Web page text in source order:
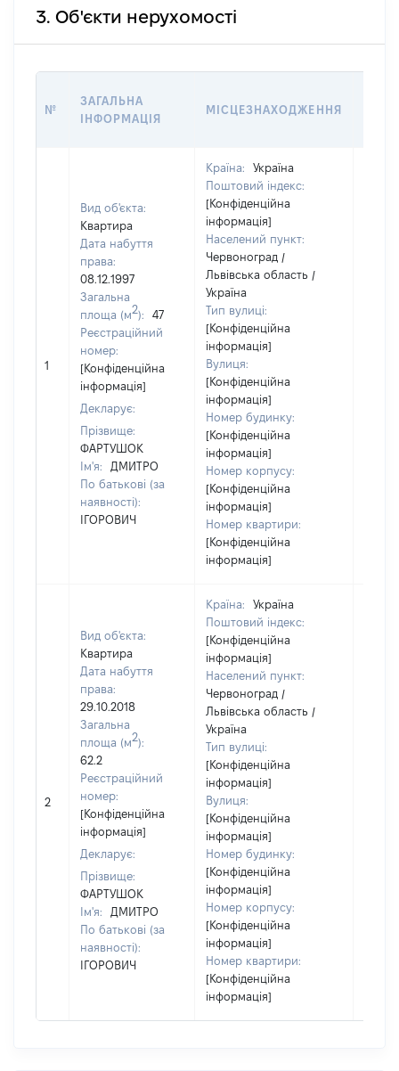
3. Об'єкти нерухомості
№
ЗАГАЛЬНА
ІНФОРМАЦІЯ
МІСЦЕЗНАХОДЖЕННЯ
1
Вид об'єкта:
Квартира
Дата набуття
права:
08.12.1997
Загальна
площа (м2):
47
Реєстраційний
номер:
[Конфіденційна
інформація]
Декларує:
Прізвище:
ФАРТУШОК
Ім'я:
ДМИТРО
По батькові (за
наявності):
ІГОРОВИЧ
Країна:
Україна
Поштовий індекс:
[Конфіденційна
інформація]
Населений пункт:
Червоноград /
Львівська область /
Україна
Тип вулиці:
[Конфіденційна
інформація]
Вулиця:
[Конфіденційна
інформація]
Номер будинку:
[Конфіденційна
інформація]
Номер корпусу:
[Конфіденційна
інформація]
Номер квартири:
[Конфіденційна
інформація]
2
Вид об'єкта:
Квартира
Дата набуття
права:
29.10.2018
Загальна
площа (м2):
62.2
Реєстраційний
номер:
[Конфіденційна
інформація]
Декларує:
Прізвище:
ФАРТУШОК
Ім'я:
ДМИТРО
По батькові (за
наявності):
ІГОРОВИЧ
Країна:
Україна
Поштовий індекс:
[Конфіденційна
інформація]
Населений пункт:
Червоноград /
Львівська область /
Україна
Тип вулиці:
[Конфіденційна
інформація]
Вулиця:
[Конфіденційна
інформація]
Номер будинку:
[Конфіденційна
інформація]
Номер корпусу:
[Конфіденційна
інформація]
Номер квартири:
[Конфіденційна
інформація]